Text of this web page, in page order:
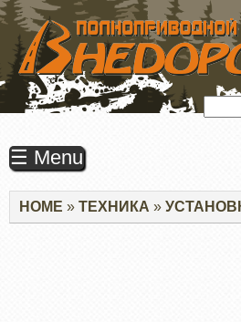
ПЕРЕЙТИ
ОСНОВНОМУ
СОДЕРЖАНИЮ
☰ Menu
Строка
навигации
HOME ТЕХНИКА